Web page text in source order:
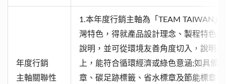
年度行銷
主軸關聯性
1.本年度行銷主軸為「TEAM TAIWAN」
灣特色，得就產品設計理念、製程特色
說明，並可從環境友善角度切入，說明
上，能符合循環經濟或綠色意涵;如具備
章、碳足跡標籤、省水標章及節能標章